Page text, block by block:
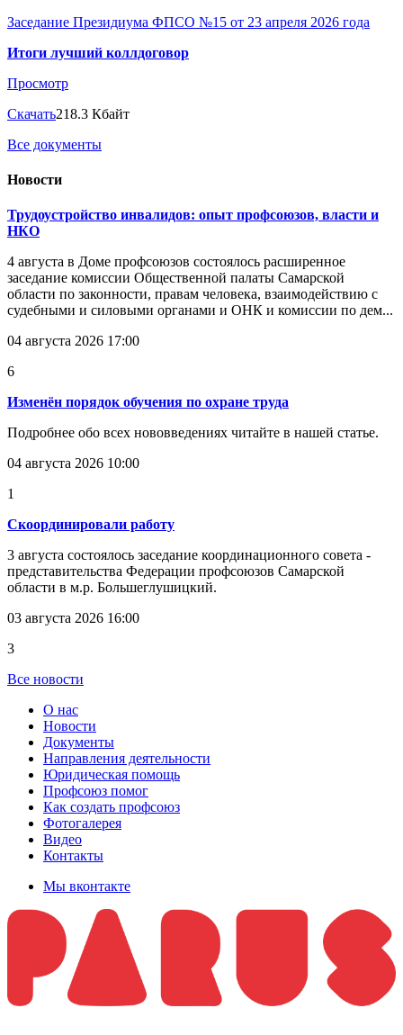
Заседание Президиума ФПСО №15 от 23 апреля 2026 года
Итоги лучший коллдоговор
Просмотр
Скачать218.3 Кбайт
Все документы
Новости
Трудоустройство инвалидов: опыт профсоюзов, власти и
НКО
4 августа в Доме профсоюзов состоялось расширенное
заседание комиссии Общественной палаты Самарской
области по законности, правам человека, взаимодействию с
судебными и силовыми органами и ОНК и комиссии по дем...
04 августа 2026 17:00
6
Изменён порядок обучения по охране труда
Подробнее обо всех нововведениях читайте в нашей статье.
04 августа 2026 10:00
1
Скоординировали работу
3 августа состоялось заседание координационного совета -
представительства Федерации профсоюзов Самарской
области в м.р. Большеглушицкий.
03 августа 2026 16:00
3
Все новости
О нас
Новости
Документы
Направления деятельности
Юридическая помощь
Профсоюз помог
Как создать профсоюз
Фотогалерея
Видео
Контакты
Мы вконтакте